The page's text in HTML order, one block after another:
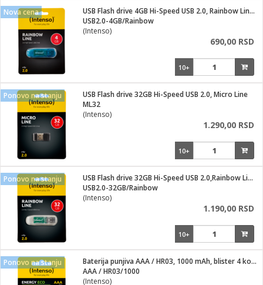
Nova cena
USB Flash drive 4GB Hi-Speed USB 2.0, Rainbow Line, PLAVI
USB2.0-4GB/Rainbow
(Intenso)
690,00 RSD
10+
Ponovo na stanju
USB Flash drive 32GB Hi-Speed USB 2.0, Micro Line
ML32
(Intenso)
1.290,00 RSD
10+
Ponovo na stanju
USB Flash drive 32GB Hi-Speed USB 2.0,Rainbow Line,TRANSP.
USB2.0-32GB/Rainbow
(Intenso)
1.190,00 RSD
10+
Ponovo na stanju
Baterija punjiva AAA / HR03, 1000 mAh, blister 4 kom
AAA / HR03/1000
(Intenso)